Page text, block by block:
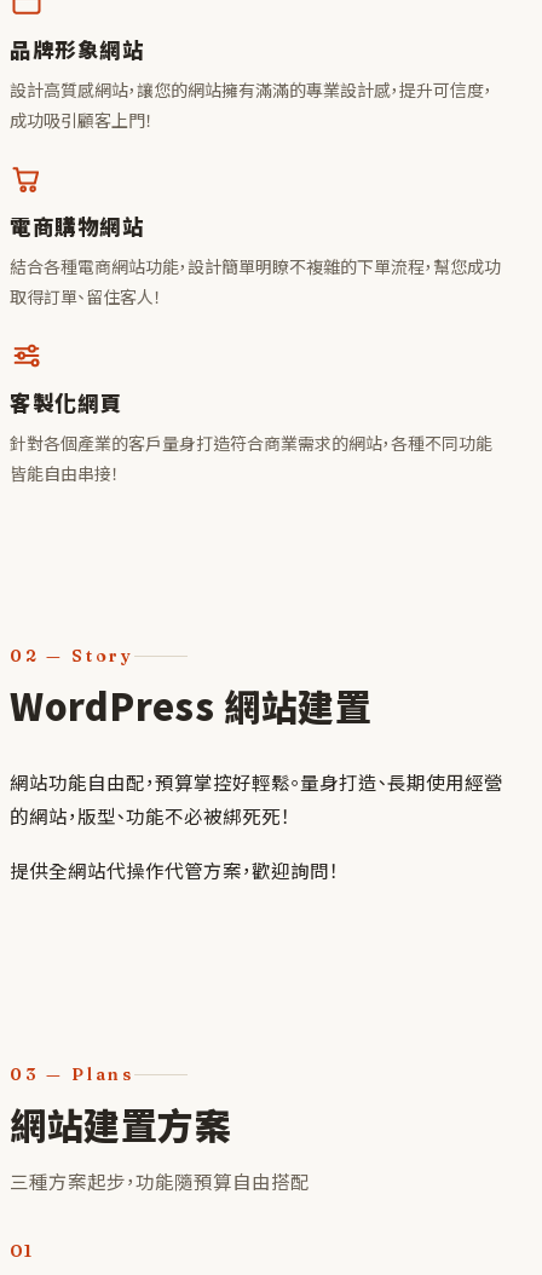
品牌形象網站
設計高質感網站，讓您的網站擁有滿滿的專業設計感，提升可信度，
成功吸引顧客上門！
電商購物網站
結合各種電商網站功能，設計簡單明瞭不複雜的下單流程，幫您成功
取得訂單、留住客人！
客製化網頁
針對各個產業的客戶量身打造符合商業需求的網站，各種不同功能
皆能自由串接！
02 — Story
WordPress 網站建置
網站功能自由配，預算掌控好輕鬆。量身打造、長期使用經營
的網站，版型、功能不必被綁死死！
提供全網站代操作代管方案，歡迎詢問！
03 — Plans
網站建置方案
三種方案起步，功能隨預算自由搭配
01